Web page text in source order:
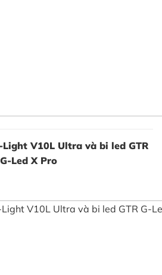
V10L Ultra và bi led GTR
G-Led X Pro